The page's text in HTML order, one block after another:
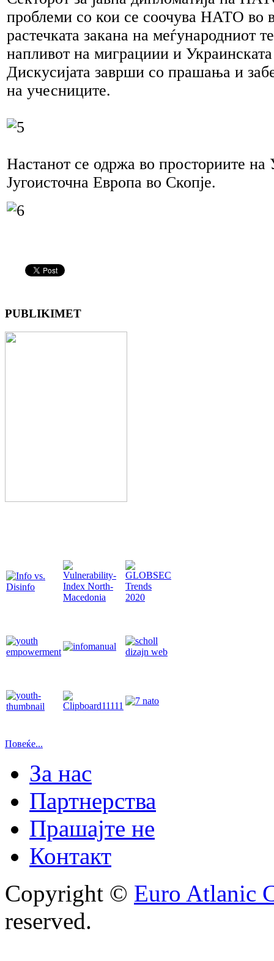
проблеми со кои се соочува НАТО во
растечката закана на меѓународниот
напливот на миграциии и
Дискусијата заврши со прашања и
на учесниците.
Настанот се одржа во просториите на
Југоисточна Европа во Скопје.
PUBLIKIMET
Повеќе...
За нас
Партнерства
Прашајте не
Контакт
Copyright © Euro Atlanic
reserved.